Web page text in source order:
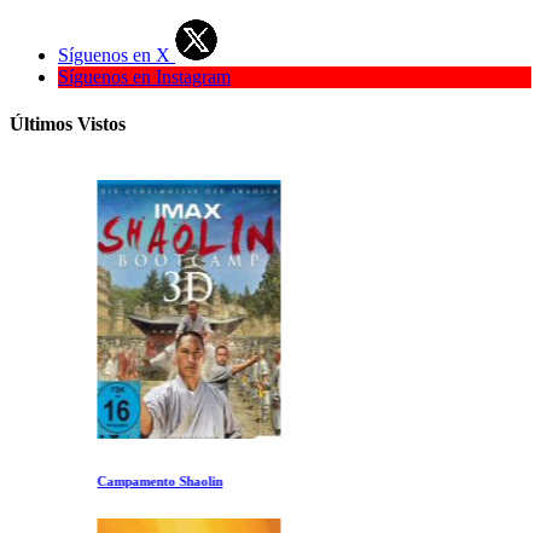
Síguenos en X
Síguenos en Instagram
Últimos Vistos
Campamento Shaolin